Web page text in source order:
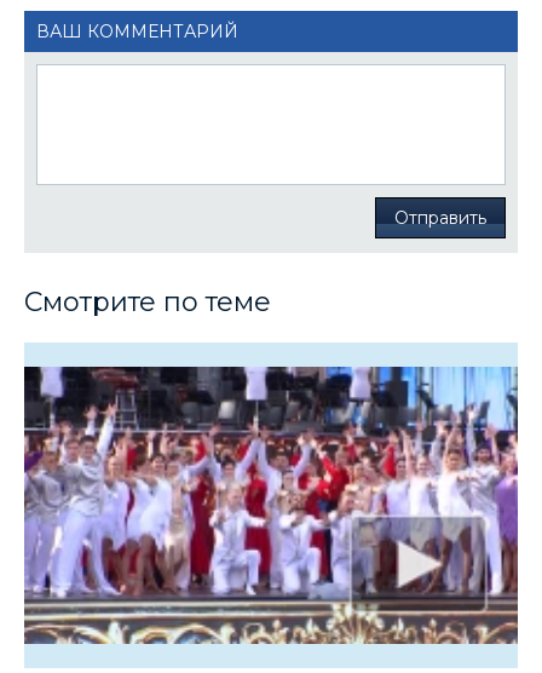
ВАШ КОММЕНТАРИЙ
Отправить
Смотрите по теме